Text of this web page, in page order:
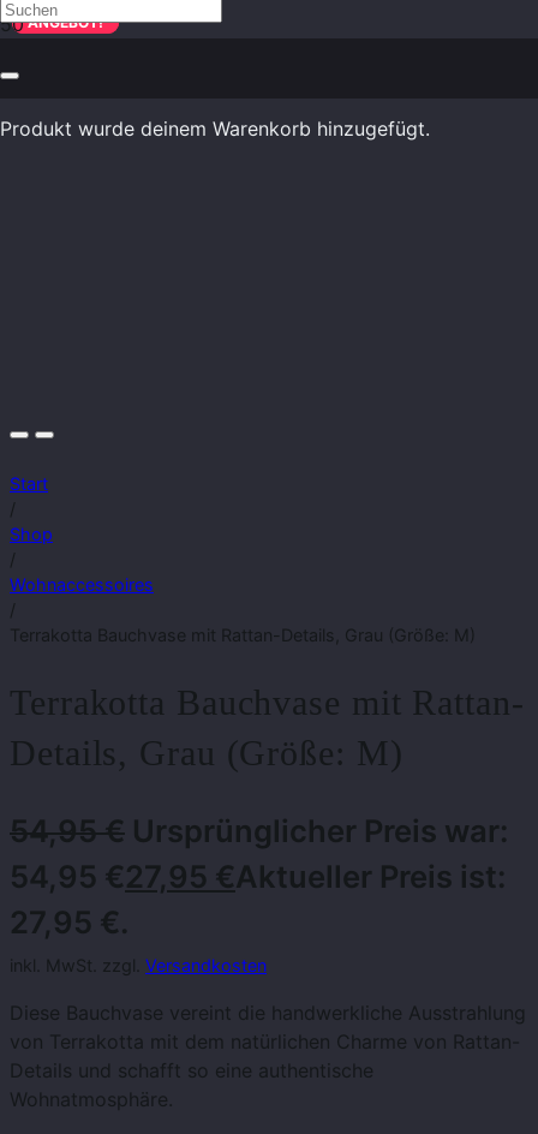
Produkt wurde deinem Warenkorb hinzugefügt.
Start
/
Shop
/
Wohnaccessoires
/
Terrakotta Bauchvase mit Rattan-Details, Grau (Größe: M)
Terrakotta Bauchvase mit Rattan-
Details, Grau (Größe: M)
54,95€ Ursprünglicher Preis war:
54,95 €27,95 €Aktueller Preis ist:
27,95 €.
inkl. MwSt. zzgl. Versandkosten
Diese Bauchvase vereint die handwerkliche Ausstrahlung
von Terrakotta mit dem natürlichen Charme von Rattan-
Details und schafft so eine authentische
Wohnatmosphäre.
ANGEBOT!
ANGEBOT!